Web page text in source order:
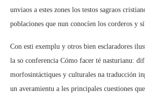
unviaos a estes zones los testos sagraos
poblaciones que nun conocíen los corderos y
Con esti exemplu y otros bien esclaradores
la so conferencia Cómo facer té nasturianu:
morfosintáctiques y culturales na traducción
un averamientu a les principales cuestiones